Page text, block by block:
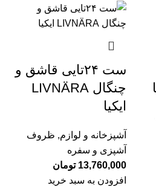
ست ۲۴تایی قاشق و
چنگال LIVNÄRA
ایکیا
آشپزخانه و لوازم, ظروف
آشپزی و سفره
13,760,000 تومان
افزودن به سبد خرید